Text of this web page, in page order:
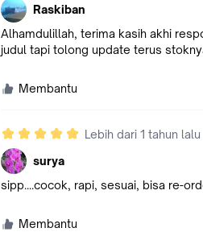
Raskiban
Alhamdulillah, terima kasih akhi
judul tapi tolong update terus
Membantu
Lebih dari 1 tahun lalu
surya
sipp....cocok, rapi, sesuai, bisa re-
Membantu